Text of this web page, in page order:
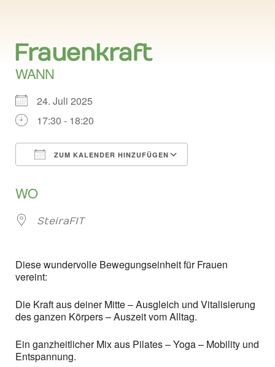
Frauenkraft
WANN
24. Juli 2025
17:30 - 18:20
ZUM KALENDER HINZUFÜGEN
WO
SteiraFIT
Diese wundervolle Bewegungseinheit für Frauen
vereint:
Die Kraft aus deiner Mitte – Ausgleich und Vitalisierung
des ganzen Körpers – Auszeit vom Alltag.
Ein ganzheitlicher Mix aus Pilates – Yoga – Mobility und
Entspannung.